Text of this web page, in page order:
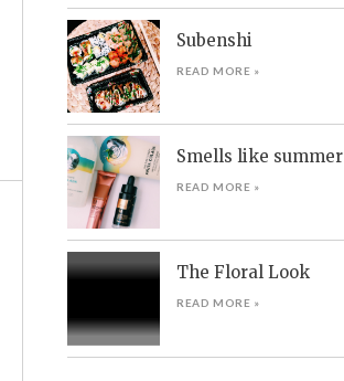
Subenshi
READ MORE »
Smells like summer
READ MORE »
The Floral Look
READ MORE »